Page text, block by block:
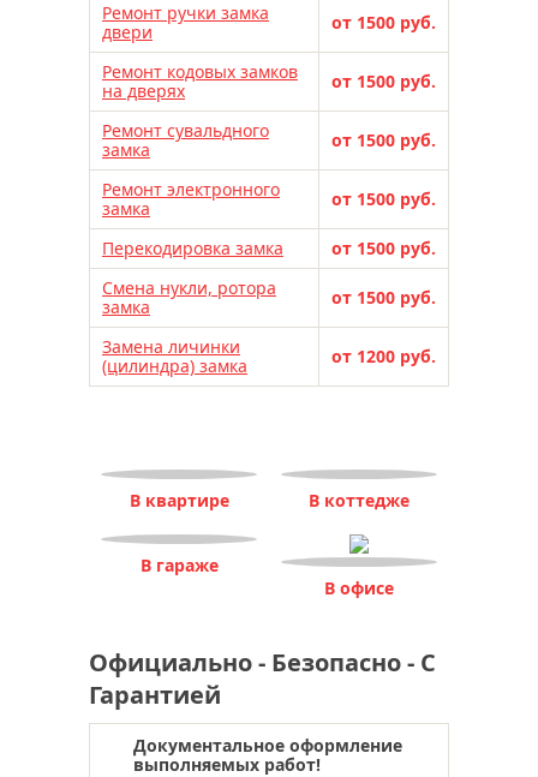
Ремонт ручки замка
двери
от 1500 руб.
Ремонт кодовых замков
на дверях
от 1500 руб.
Ремонт сувальдного
замка
от 1500 руб.
Ремонт электронного
замка
от 1500 руб.
Перекодировка замка
от 1500 руб.
Смена нукли, ротора
замка
от 1500 руб.
Замена личинки
(цилиндра) замка
от 1200 руб.
В квартире В коттедже
В гараже
В офисе
Официально - Безопасно - С
Гарантией
Документальное оформление
выполняемых работ!